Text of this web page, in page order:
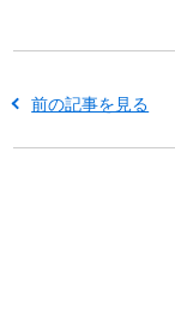
前の記事を見る